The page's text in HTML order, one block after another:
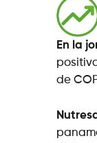
En la
de